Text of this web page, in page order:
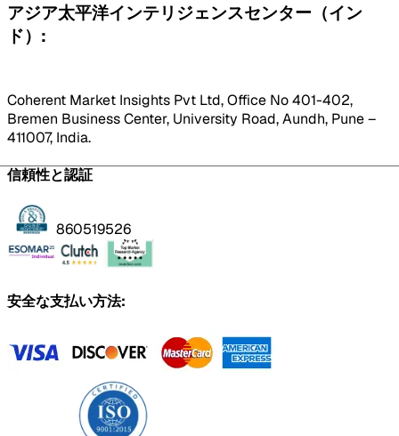
アジア太平洋インテリジェンスセンター（イン
ド）:
Coherent Market Insights Pvt Ltd, Office No 401-402,
Bremen Business Center, University Road, Aundh, Pune –
411007, India.
信頼性と認証
860519526
安全な支払い方法: